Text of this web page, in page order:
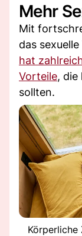
Mehr
Mit
das
hat
Vorteile,
sollten.